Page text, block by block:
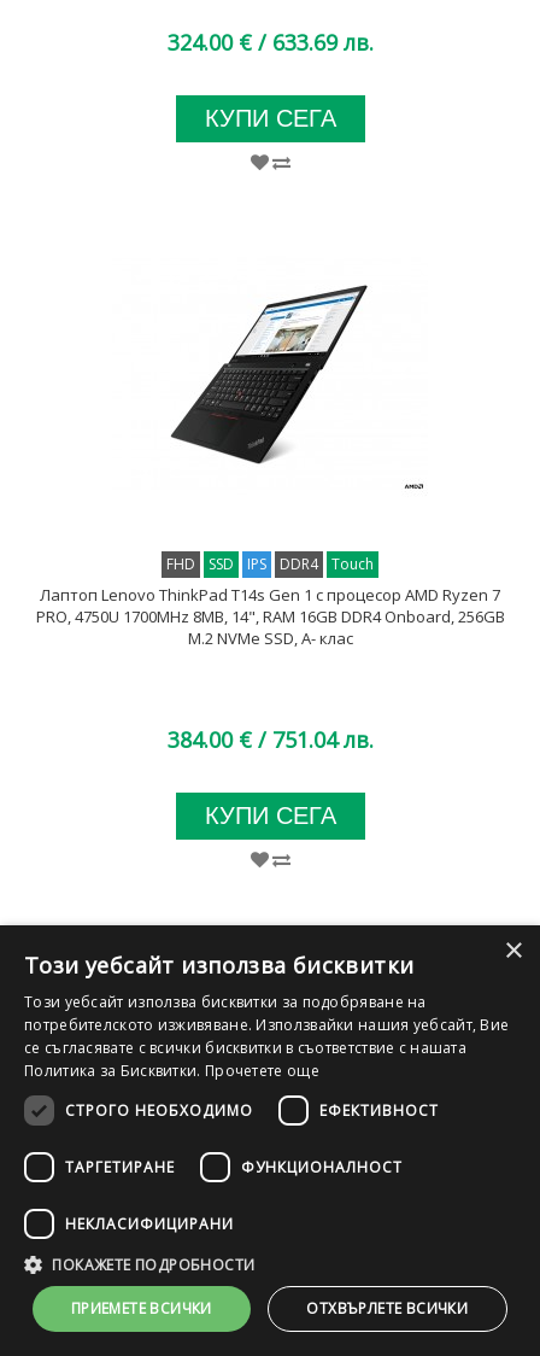
324.00 € / 633.69 лв.
КУПИ СЕГА
FHD SSD IPS DDR4 Touch
Лаптоп Lenovo ThinkPad T14s Gen 1 с процесор AMD Ryzen 7
PRO, 4750U 1700MHz 8MB, 14", RAM 16GB DDR4 Onboard, 256GB
M.2 NVMe SSD, A- клас
384.00 € / 751.04 лв.
КУПИ СЕГА
SSD IPS
Лаптоп Lenovo ThinkPad X13 Gen 1 (Intel) с процесор Intel Core
i3, 10110U up to 4.10GHz 4MB, 13.3", RAM 8192MB DDR4 Onboard,
256GB M.2 NVMe SSD, A клас
×
Този уебсайт използва бисквитки
Този уебсайт използва бисквитки за подобряване на
потребителското изживяване. Използвайки нашия уебсайт, Вие
се съгласявате с всички бисквитки в съответствие с нашата
Политика за Бисквитки. Прочетете още
СТРОГО НЕОБХОДИМО
ЕФЕКТИВНОСТ
ТАРГЕТИРАНЕ ФУНКЦИОНАЛНОСТ
НЕКЛАСИФИЦИРАНИ
ПОКАЖЕТЕ ПОДРОБНОСТИ
ПРИЕМЕТЕ ВСИЧКИ ОТХВЪРЛЕТЕ ВСИЧКИ